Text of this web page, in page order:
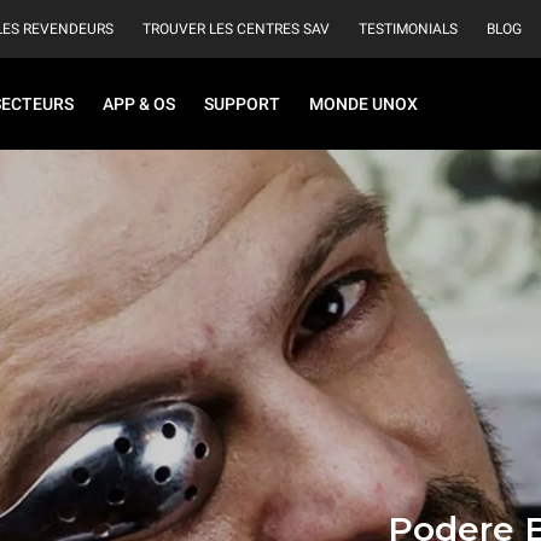
REVENDEURS TROUVER LES CENTRES SAV TESTIMONIALS BLOG
APP & OS SUPPORT MONDE UNOX
Podere